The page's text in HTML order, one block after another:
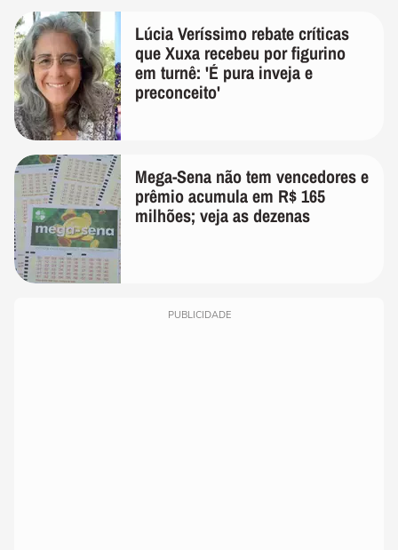
Lúcia Veríssimo rebate críticas
que Xuxa recebeu por figurino
em turnê: 'É pura inveja e
preconceito'
Mega-Sena não tem vencedores e
prêmio acumula em R$ 165
milhões; veja as dezenas
PUBLICIDADE